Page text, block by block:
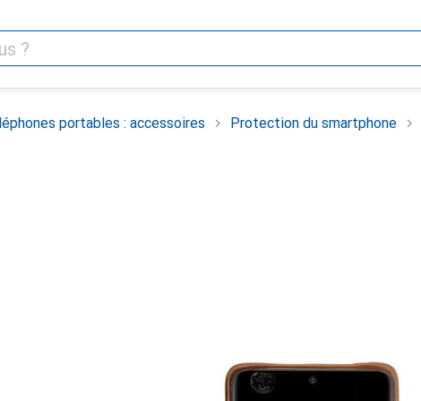
portables : accessoires Protection du smartphone